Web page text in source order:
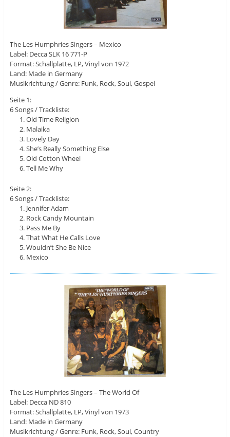
The Les Humphries Singers – Mexico
Label: Decca SLK 16 771-P
Format: Schallplatte, LP, Vinyl von 1972
Land: Made in Germany
Musikrichtung / Genre: Funk, Rock, Soul, Gospel
Seite 1:
6 Songs / Trackliste:
Old Time Religion
Malaika
Lovely Day
She’s Really Something Else
Old Cotton Wheel
Tell Me Why
Seite 2:
6 Songs / Trackliste:
Jennifer Adam
Rock Candy Mountain
Pass Me By
That What He Calls Love
Wouldn’t She Be Nice
Mexico
The Les Humphries Singers – The World Of
Label: Decca ND 810
Format: Schallplatte, LP, Vinyl von 1973
Land: Made in Germany
Musikrichtung / Genre: Funk, Rock, Soul, Country